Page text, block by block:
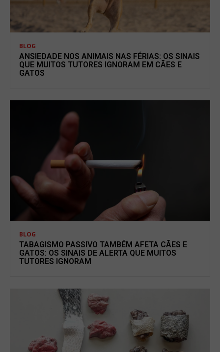
BLOG
ANSIEDADE NOS ANIMAIS NAS FÉRIAS: OS SINAIS
QUE MUITOS TUTORES IGNORAM EM CÃES E
GATOS
BLOG
TABAGISMO PASSIVO TAMBÉM AFETA CÃES E
GATOS: OS SINAIS DE ALERTA QUE MUITOS
TUTORES IGNORAM